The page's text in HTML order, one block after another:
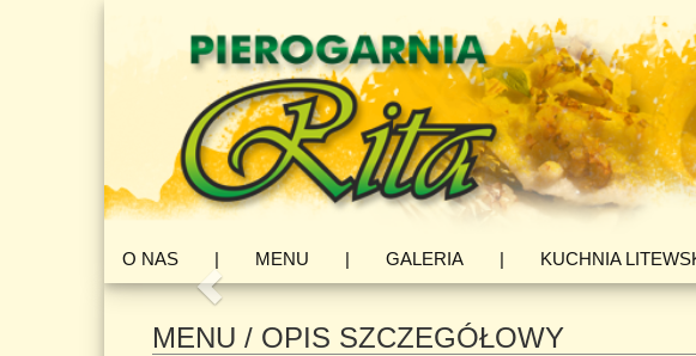
O NAS | MENU | GALERIA | KUCHNIA
Zapraszamy do zapozniania się z menu!
«
MENU / OPIS SZCZEGÓŁOWY